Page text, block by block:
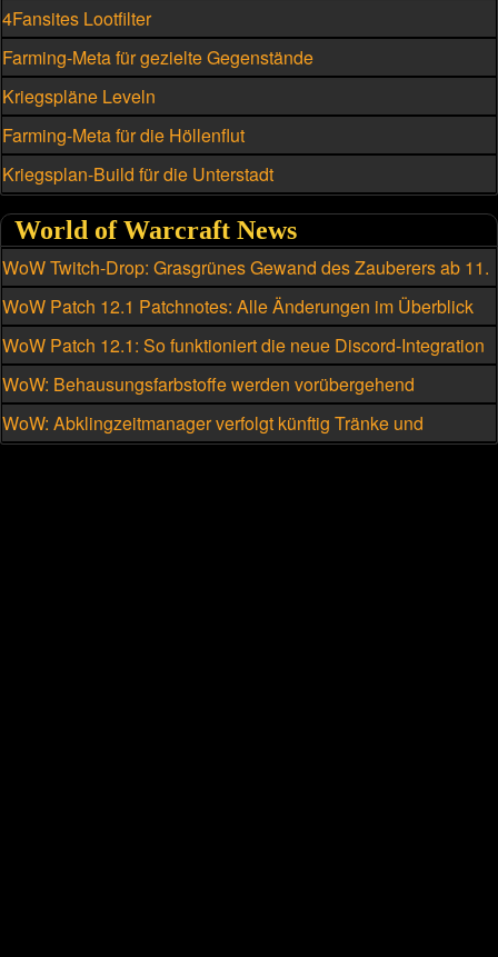
4Fansites Lootfilter
Farming-Meta für gezielte Gegenstände
Kriegspläne Leveln
Farming-Meta für die Höllenflut
Kriegsplan-Build für die Unterstadt
World of Warcraft News
WoW Twitch-Drop: Grasgrünes Gewand des Zauberers ab 11.
August
WoW Patch 12.1 Patchnotes: Alle Änderungen im Überblick
WoW Patch 12.1: So funktioniert die neue Discord-Integration
WoW: Behausungsfarbstoffe werden vorübergehend
kriegsmeutengebunden
WoW: Abklingzeitmanager verfolgt künftig Tränke und
Schmuckstücke